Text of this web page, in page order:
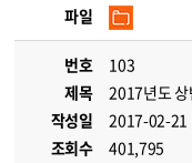
파일
번호
103
제목
2017년도 상
작성일
2017-02-21
조회수
401,795